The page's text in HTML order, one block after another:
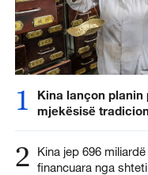
1
Kina lançon
mjekësisë
2
Kina jep 696
financuara nga shteti